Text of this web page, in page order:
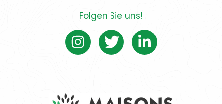
Folgen Sie uns!